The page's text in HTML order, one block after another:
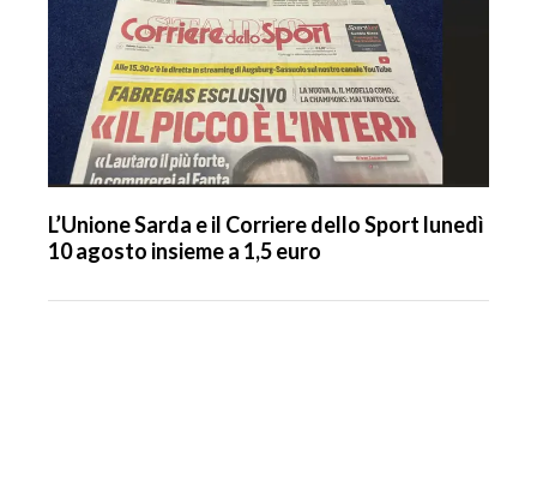
L’Unione Sarda e il Corriere dello Sport lunedì
10 agosto insieme a 1,5 euro